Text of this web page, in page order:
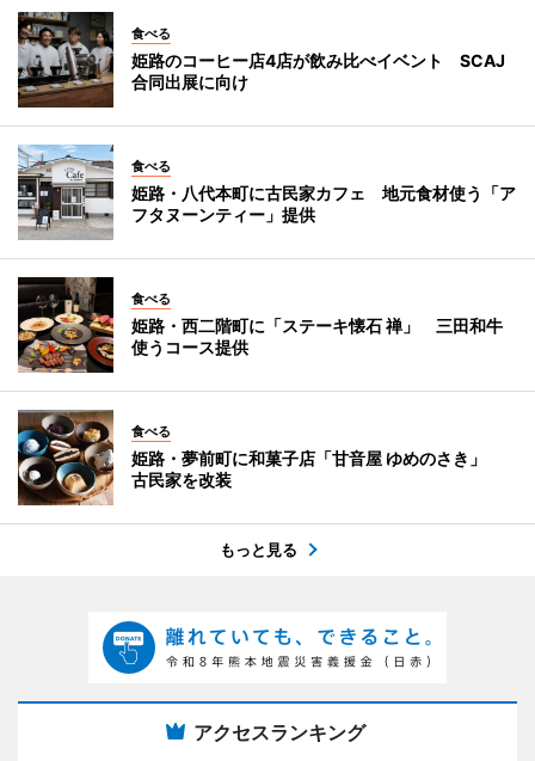
食べる
姫路のコーヒー店4店が飲み比べイベント SCAJ
合同出展に向け
食べる
姫路・八代本町に古民家カフェ 地元食材使う「ア
フタヌーンティー」提供
食べる
姫路・西二階町に「ステーキ懐石 禅」 三田和牛
使うコース提供
食べる
姫路・夢前町に和菓子店「甘音屋 ゆめのさき」
古民家を改装
もっと見る
アクセスランキング